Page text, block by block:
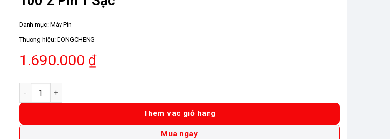
Danh mục: Máy Pin
Thương hiệu: DONGCHENG
1.690.000 ₫
Máy Mài Góc Dùng Pin DongCheng 20V DCSM03-100 2 Pin 1 Sạc số lượng
Thêm vào giỏ hàng
Mua ngay